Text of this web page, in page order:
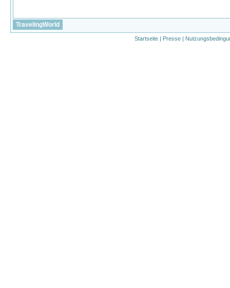
TravelingWorld
Startseite | Presse |